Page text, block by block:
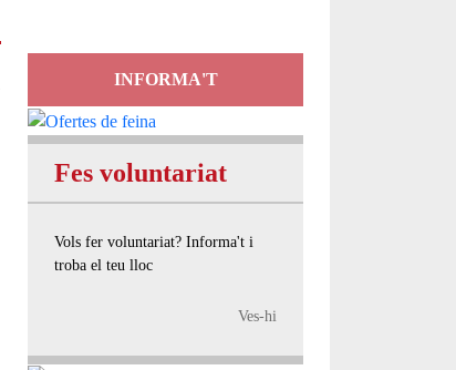
INFORMA'T
Fes voluntariat
Vols fer voluntariat? Informa't i
troba el teu lloc
Ves-hi